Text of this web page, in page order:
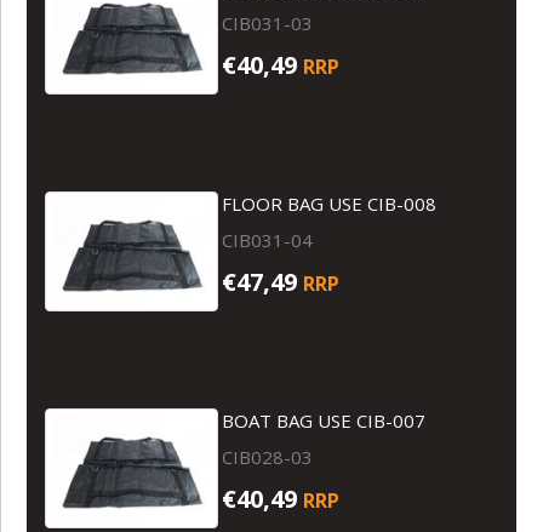
CIB031-03
€40,49 RRP
FLOOR BAG USE CIB-008
CIB031-04
€47,49 RRP
BOAT BAG USE CIB-007
CIB028-03
€40,49 RRP